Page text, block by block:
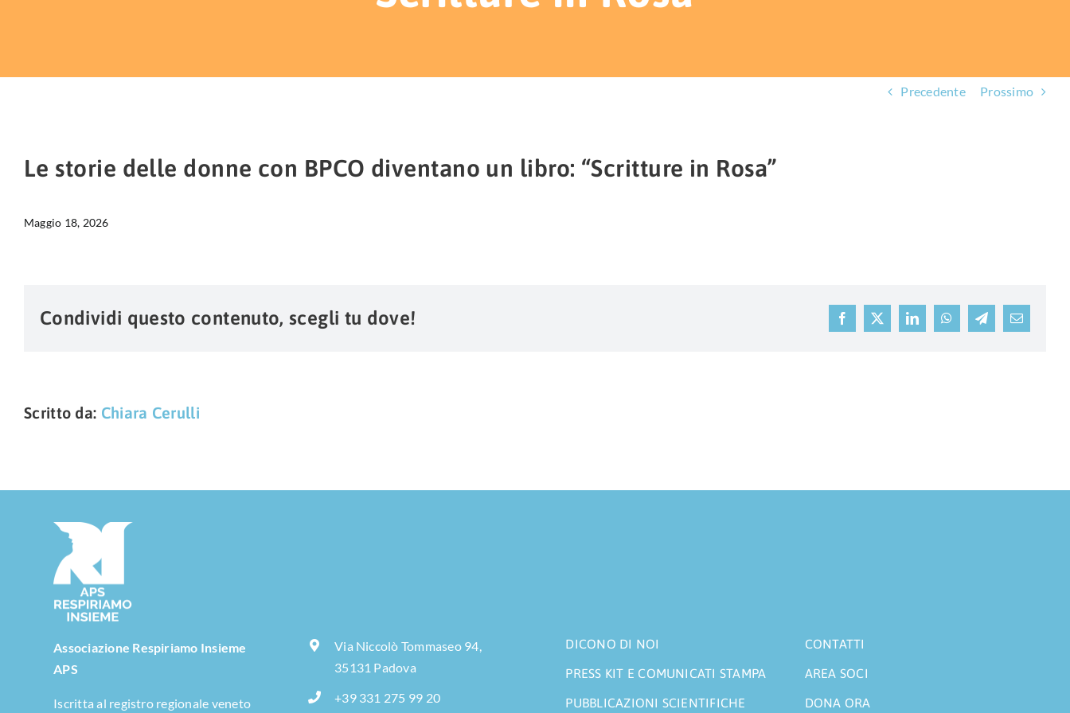
Precedente Prossimo
Le storie delle donne con BPCO diventano un libro: “Scritture in Rosa”
Maggio 18, 2026
Condividi questo contenuto, scegli tu dove! Facebook
X LinkedInWhatsAppTelegramEmail
Scritto da: Chiara Cerulli
Associazione Respiriamo Insieme
APS
Iscritta al registro regionale veneto
Via Niccolò Tommaseo 94,
35131 Padova
+39 331 275 99 20
DICONO DI NOI
PRESS KIT E COMUNICATI STAMPA
PUBBLICAZIONI SCIENTIFICHE
CONTATTI
AREA SOCI
DONA ORA